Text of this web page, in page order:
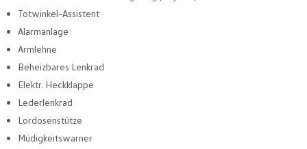
Totwinkel-Assistent
Alarmanlage
Armlehne
Beheizbares Lenkrad
Elektr. Heckklappe
Lederlenkrad
Lordosenstütze
Müdigkeitswarner